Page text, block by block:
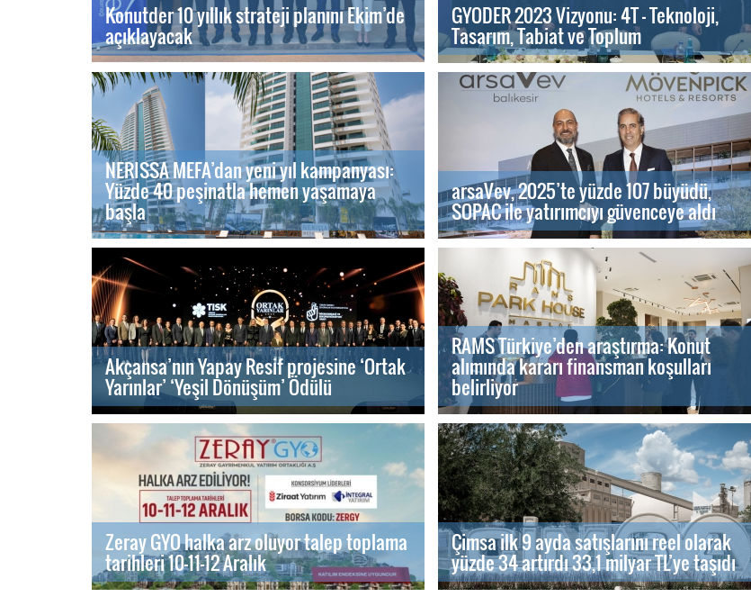
Konutder 10 yıllık strateji planını Ekim’de
açıklayacak
GYODER 2023 Vizyonu: 4T - Teknoloji,
Tasarım, Tabiat ve Toplum
NERISSA MEFA’dan yeni yıl kampanyası:
Yüzde 40 peşinatla hemen yaşamaya
başla
arsaVev, 2025’te yüzde 107 büyüdü,
SOPAC ile yatırımcıyı güvenceye aldı
Akçansa’nın Yapay Resif projesine ‘Ortak
Yarınlar’ ‘Yeşil Dönüşüm’ Ödülü
RAMS Türkiye’den araştırma: Konut
alımında kararı finansman koşulları
belirliyor
Zeray GYO halka arz oluyor talep toplama
tarihleri 10-11-12 Aralık
Çimsa ilk 9 ayda satışlarını reel olarak
yüzde 34 artırdı 33,1 milyar TL’ye taşıdı